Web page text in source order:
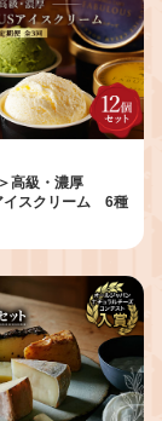
高級・濃厚
イスクリーム 6種
】